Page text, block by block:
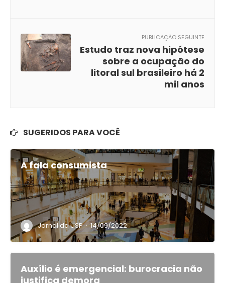
PUBLICAÇÃO SEGUINTE
Estudo traz nova hipótese
sobre a ocupação do
litoral sul brasileiro há 2
mil anos
SUGERIDOS PARA VOCÊ
A fala consumista
Jornal da USP · 14/09/2022
Auxílio é emergencial: burocracia não
justifica demora